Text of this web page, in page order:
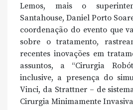
Lemos, mais o
Santahouse, Daniel Porto
coordenação do evento que
sobre o tratamento,
recentes inovações em
assuntos, a “Cirurgia
inclusive, a presença do
Vinci, da Strattner – de
Cirurgia Minimamente